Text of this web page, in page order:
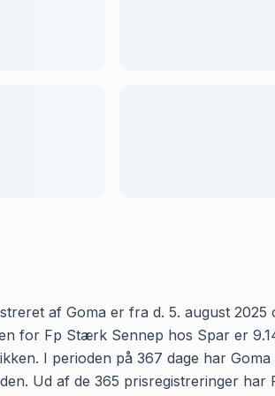
af Goma er fra d. 5. august
for Fp Stærk Sennep hos Spar er
I perioden på 367 dage har
Ud af de 365 prisregistreringer